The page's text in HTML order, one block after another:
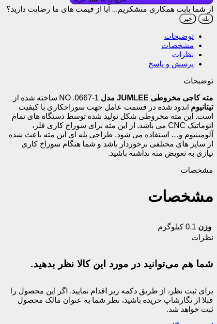
از شما بابت همکاری متشکریم... آیا از قیمت های ما رضایت دارید؟
بله خیر
توضیحات
مشخصات
نظرات
پرسش و پاسخ
توضیحات
مته کاجی مخروطی JUMLEE مدل
NO .0667-1 ساخته شده از
تیتانیوم اندود شده در قسمت عامل جهت سوراخکاری با کیفیت
است. این مته مخروطی شکل تولید شده توسط دستگاه های تمام
اتوماتیک CNC می باشد. از این مته برای سوراخ کاری فلز،
آلومینیوم و… استفاده می شود. طراحی پله ای این مته باعث شده
از سایز های مختلفی برخوردار باشد و شما هنگام سوراخ کاری
نیازی به تعویض مته نداشته باشید.
مشخصات
مشخصات
وزن 0.1 کیلوگرم
نظرات
شما هم می‌توانید در مورد این کالا نظر بدهید.
برای ثبت نظر، از طریق دکمه زیر اقدام نمایید. اگر این محصول را
قبلا از نگارشاپ خریده باشید، نظر شما به عنوان مالک محصول
ثبت خواهد شد.